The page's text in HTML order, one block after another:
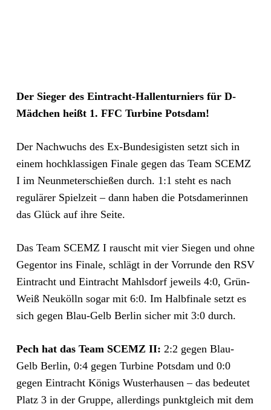
Der Sieger des Eintracht-Hallenturniers für D-
Mädchen heißt 1. FFC Turbine Potsdam!
Der Nachwuchs des Ex-Bundesigisten setzt sich in
einem hochklassigen Finale gegen das Team SCEMZ
I im Neunmeterschießen durch. 1:1 steht es nach
regulärer Spielzeit – dann haben die Potsdamerinnen
das Glück auf ihre Seite.
Das Team SCEMZ I rauscht mit vier Siegen und ohne
Gegentor ins Finale, schlägt in der Vorrunde den RSV
Eintracht und Eintracht Mahlsdorf jeweils 4:0, Grün-
Weiß Neukölln sogar mit 6:0. Im Halbfinale setzt es
sich gegen Blau-Gelb Berlin sicher mit 3:0 durch.
Pech hat das Team SCEMZ II: 2:2 gegen Blau-
Gelb Berlin, 0:4 gegen Turbine Potsdam und 0:0
gegen Eintracht Königs Wusterhausen – das bedeutet
Platz 3 in der Gruppe, allerdings punktgleich mit dem